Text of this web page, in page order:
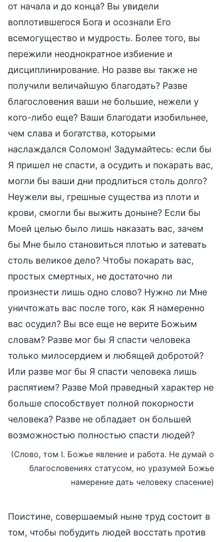
от начала и до конца? Вы увидели
воплотившегося Бога и осознали Его
всемогущество и мудрость. Более того, вы
пережили неоднократное избиение и
дисциплинирование. Но разве вы также не
получили величайшую благодать? Разве
благословения ваши не большие, нежели у
кого-либо еще? Ваши благодати изобильнее,
чем слава и богатства, которыми
наслаждался Соломон! Задумайтесь: если бы
Я пришел не спасти, а осудить и покарать вас,
могли бы ваши дни продлиться столь долго?
Неужели вы, грешные существа из плоти и
крови, смогли бы выжить доныне? Если бы
Моей целью было лишь наказать вас, зачем
бы Мне было становиться плотью и затевать
столь великое дело? Чтобы покарать вас,
простых смертных, не достаточно ли
произнести лишь одно слово? Нужно ли Мне
уничтожать вас после того, как Я намеренно
вас осудил? Вы все еще не верите Божьим
словам? Разве мог бы Я спасти человека
только милосердием и любящей добротой?
Или разве мог бы Я спасти человека лишь
распятием? Разве Мой праведный характер не
больше способствует полной покорности
человека? Разве не обладает он большей
возможностью полностью спасти людей?
(Слово, том I. Божье явление и работа. Не думай о
благословениях статусом, но уразумей Божье
намерение дать человеку спасение)
Поистине, совершаемый ныне труд состоит в
том, чтобы побудить людей восстать против